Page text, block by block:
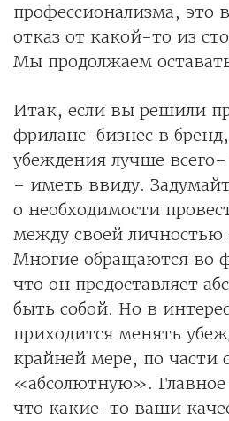
профессионализма, это
отказ от какой-то из
Мы продолжаем
Итак, если вы решили
фриланс-бизнес в
убеждения лучше
– иметь ввиду.
о необходимости
между своей личностью
Многие обращаются во
что он предоставляет
быть собой. Но в
приходится менять
крайней мере, по части
«абсолютную».
что какие-то ваши